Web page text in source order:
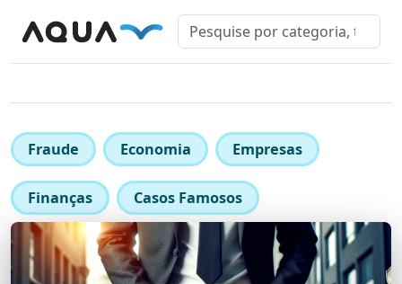
Fraude Economia Empresas
Finanças Casos Famosos